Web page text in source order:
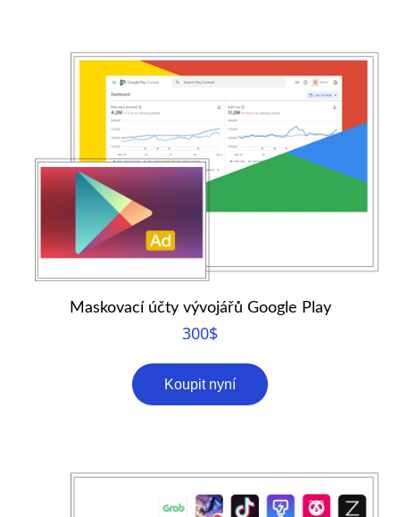
Maskovací účty vývojářů Google Play
300$
Koupit nyní